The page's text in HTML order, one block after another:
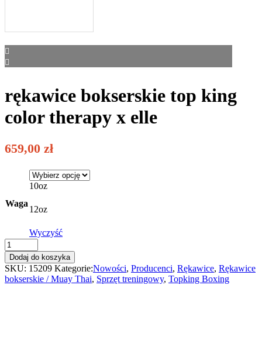
rękawice bokserskie top king
color therapy x elle
659,00 zł
Waga
10oz
12oz
Wyczyść
rękawice
bokserskie
top
king
color
Dodaj do koszyka
SKU: 15209 Kategorie:Nowości, Producenci, Rękawice, Rękawice
bokserskie / Muay Thai, Sprzęt treningowy, Topking Boxing